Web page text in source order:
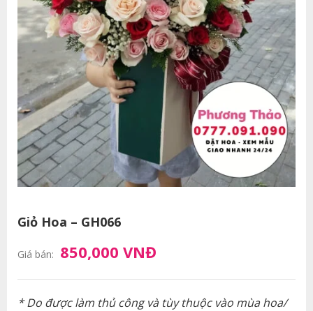
Giỏ Hoa – GH066
Giá bán: 850,000 VNĐ
* Do được làm thủ công và tùy thuộc vào mùa hoa/